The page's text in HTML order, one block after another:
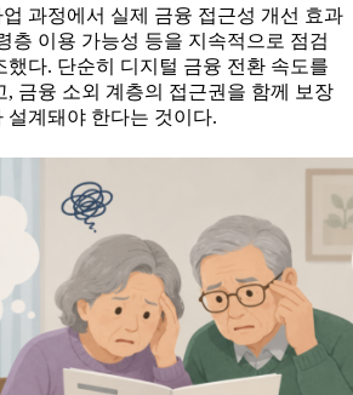
과정에서 실제 금융 접근성 개선 효과
층 이용 가능성 등을 지속적으로 점검
했다. 단순히 디지털 금융 전환 속도를
, 금융 소외 계층의 접근권을 함께 보장
설계돼야 한다는 것이다.